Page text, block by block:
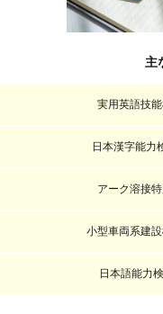
主
実用英語技
日本漢字能
アーク溶接
小型車両系建
日本語能